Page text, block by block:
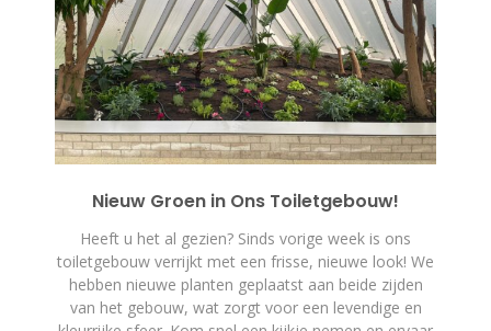
Nieuw Groen in Ons Toiletgebouw!
Heeft u het al gezien? Sinds vorige week is ons
toiletgebouw verrijkt met een frisse, nieuwe look! We
hebben nieuwe planten geplaatst aan beide zijden
van het gebouw, wat zorgt voor een levendige en